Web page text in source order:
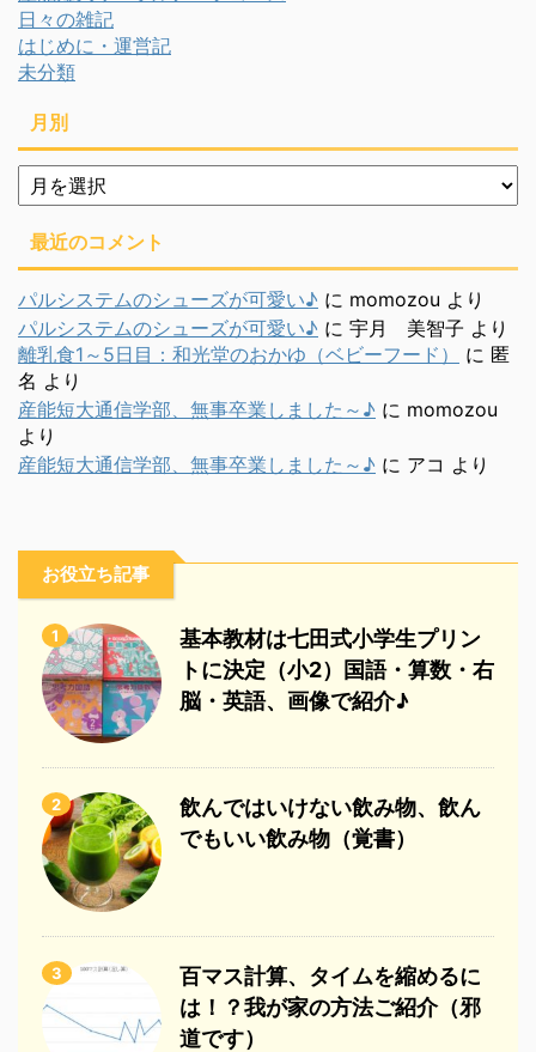
日々の雑記
はじめに・運営記
未分類
月別
月
別
最近のコメント
パルシステムのシューズが可愛い♪ に momozou より
パルシステムのシューズが可愛い♪ に 宇月 美智子 より
離乳食1～5日目：和光堂のおかゆ（ベビーフード）
に 匿
名 より
産能短大通信学部、無事卒業しました～♪ に momozou
より
産能短大通信学部、無事卒業しました～♪ に アコ より
お役立ち記事
1
基本教材は七田式小学生プリン
トに決定（小2）国語・算数・右
脳・英語、画像で紹介♪
2
飲んではいけない飲み物、飲ん
でもいい飲み物（覚書）
3
百マス計算、タイムを縮めるに
は！？我が家の方法ご紹介（邪
道です）